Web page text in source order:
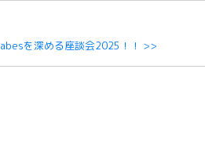
を深める座談会2025！！ >>